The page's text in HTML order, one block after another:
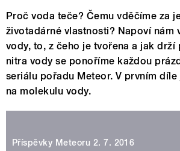
Proč voda teče? Čemu vděčíme za
životadárné vlastnosti? Napoví nám
vody, to, z čeho je tvořena a jak drží
nitra vody se ponoříme každou
seriálu pořadu Meteor. V prvním díle
na molekulu vody.
Příspěvky Meteoru 2. 7. 2016